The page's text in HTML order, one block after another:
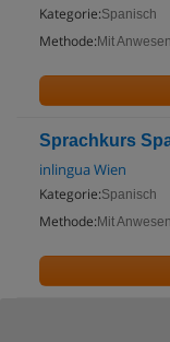
Kategorie:Spanisch
Methode: Mit
Sprachkurs
inlingua Wien
Kategorie:Spanisch
Methode: Mit